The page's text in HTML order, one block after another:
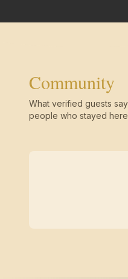
Community
What verified guests
people who stayed